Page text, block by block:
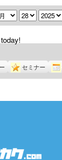
日 年
セミナー